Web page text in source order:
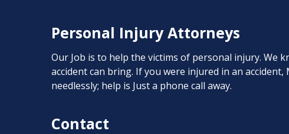
Personal Injury Attorneys
Our Job is to help the victims of personal injury. We
accident can bring. If you were injured in an
needlessly; help is Just a phone call away.
Contact